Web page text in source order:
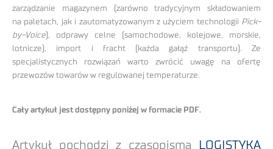
zarządzanie magazynem (zarówno tradycyjnym składowaniem
na paletach, jak i zautomatyzowanym z użyciem technologii Pick-
by-Voice), odprawy celne (samochodowe, kolejowe, morskie,
lotnicze), import i fracht (każda gałąź transportu). Ze
specjalistycznych rozwiązań warto zwrócić uwagę na ofertę
przewozów towarów w regulowanej temperaturze.
Cały artykuł jest dostępny poniżej w formacie PDF.
Artykuł pochodzi z czasopisma
LOGISTYKA